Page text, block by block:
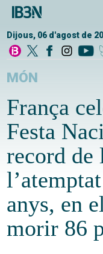
Dijous, 06 d'agost de
MÓN
França
Festa
record de
anys, en
morir 86